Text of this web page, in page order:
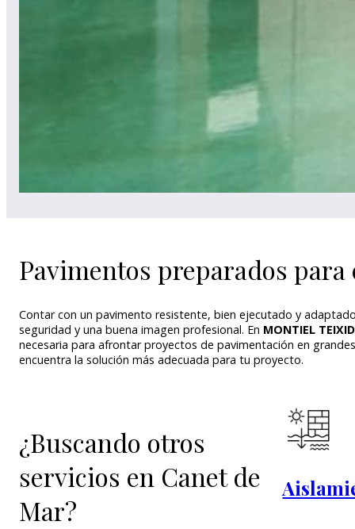
Pavimentos preparados
Contar con un pavimento resistente, bien ejecutado y
seguridad y una buena imagen profesional. En MONTIEL
necesaria para afrontar proyectos de pavimentación en
encuentra la solución más adecuada para tu proyecto.
¿Buscando otros
servicios en Canet de
Mar?